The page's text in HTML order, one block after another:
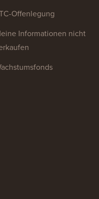
Offenlegung
Informationen nicht